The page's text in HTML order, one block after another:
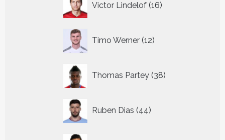
Victor Lindelof 16
producten
Timo Werner 12
producten
Thomas Partey 38
producten
Ruben Dias 44
producten